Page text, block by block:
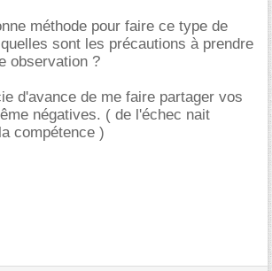
méthode pour faire ce type de
sont les précautions à prendre
observation ?
d'avance de me faire partager vos
négatives. ( de l'échec nait
compétence )